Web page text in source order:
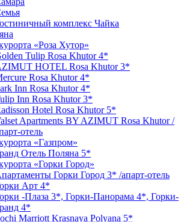
комплекс Чайка
«Роза Хутор»
Tulip Rosa Khutor 4*
HOTEL Rosa Khutor 3*
Rosa Khutor 4*
Inn Rosa Khutor 4*
Inn Rosa Khutor 3*
Hotel Rosa Khutor 5*
Apartments BY AZIMUT Rosa Khutor /
отель
«Газпром»
Отель Поляна 5*
«Горки Город»
Горки Город 3* /апарт-отель
Арт 4*
-Плаза 3*, Горки-Панорама 4*, Горки-
4*
Marriott Krasnaya Polyana 5*